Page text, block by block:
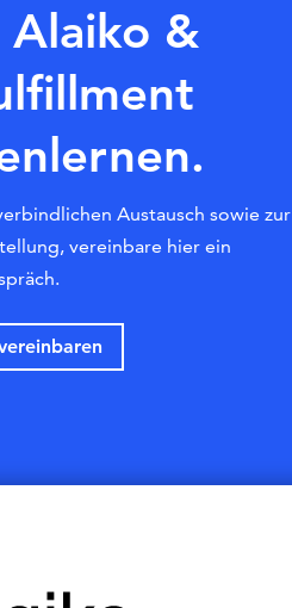
&
Austausch sowie zur
vereinbare hier ein